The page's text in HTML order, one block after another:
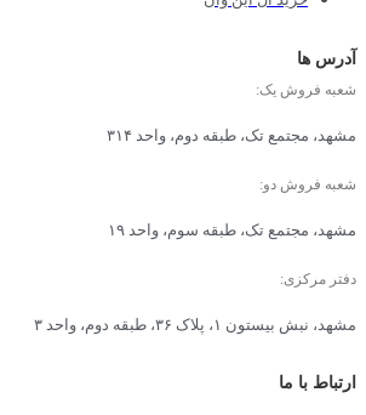
آدرس ها
شعبه فروش یک:
مشهد، مجتمع تک، طبقه دوم، واحد ۳۱۴
شعبه فروش دو:
مشهد، مجتمع تک، طبقه سوم، واحد ۱۹
دفتر مرکزی:
مشهد، نبش بیستون ۱، پلاک ۳۶، طبقه دوم، واحد ۳
ارتباط با ما